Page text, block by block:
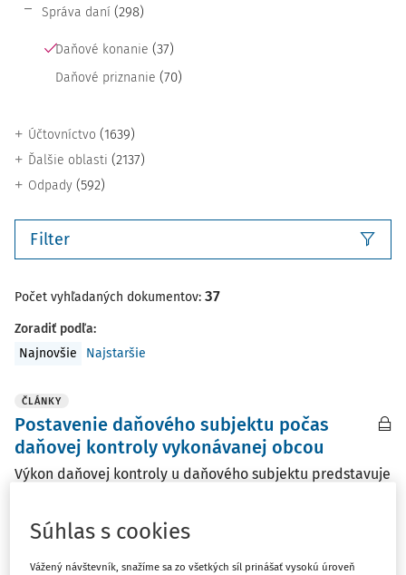
Správa daní (298)
Daňové konanie (37)
Daňové priznanie (70)
Účtovníctvo (1639)
Ďalšie oblasti (2137)
Odpady (592)
Filter
Počet vyhľadaných dokumentov: 37
Zoradiť podľa:
Najnovšie
Najstaršie
ČLÁNKY
Postavenie daňového subjektu počas
daňovej kontroly vykonávanej obcou
Výkon daňovej kontroly u daňového subjektu predstavuje
v danom prípade. Pri výkone daňovej kontroly musí byť
dodržaný a plne rešpektovaný jej účel, ktorý sa jej
výkonom sleduje. Kontrolovaný daňový ...
Súhlas s cookies
Vážený návštevník, snažíme sa zo všetkých síl prinášať vysokú úroveň